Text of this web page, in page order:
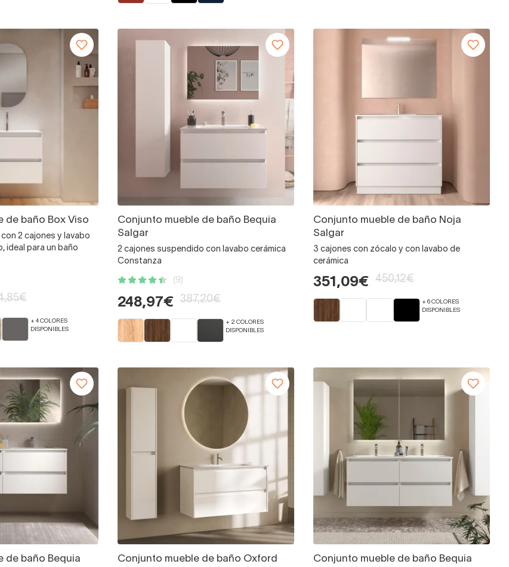
de baño Box Viso
2 cajones y lavabo
ideal para un baño
+ 4 COLORES
DISPONIBLES
Conjunto mueble de baño Bequia
Salgar
2 cajones suspendido con lavabo cerámica
Constanza
(9)
248,97€ 387,20€
+ 2 COLORES
DISPONIBLES
Conjunto mueble de baño Noja
Salgar
3 cajones con zócalo y con lavabo de
cerámica
351,09€ 450,12€
+ 6 COLORES
DISPONIBLES
de baño Bequia
Conjunto mueble de baño Oxford
Conjunto mueble de baño Bequia